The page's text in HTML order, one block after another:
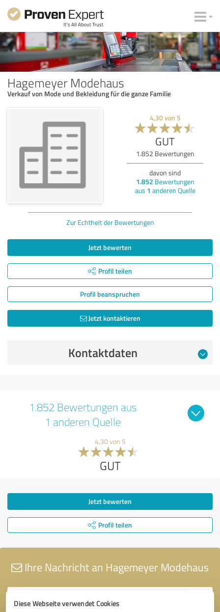
Diese Webseite verwendet Cookies
Hagemeyer Modehaus
Verkauf von Mode und Bekleidung für die ganze Familie
4,30von 5
GUT
1.852 Bewertungen
davon sind
1.852 Bewertungen
aus 1 anderen Quelle
Zur Echtheit der Bewertungen
Jetzt bewerten
Profil teilen
Profil beanspruchen
Jetzt kontaktieren
Kontaktdaten
1.852 Bewertungen aus
1 anderen Quelle
4,30 von 5
GUT
Jetzt bewerten
Profil teilen
Ihre Nachricht an Hagemeyer Modehaus